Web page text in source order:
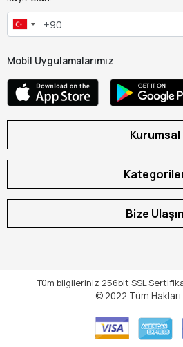
Mobil Uygulamalarımız
Kurumsal
Bize Ulaşın
Tüm bilgileriniz 256bit SSL
© 2022 Tüm Hakları